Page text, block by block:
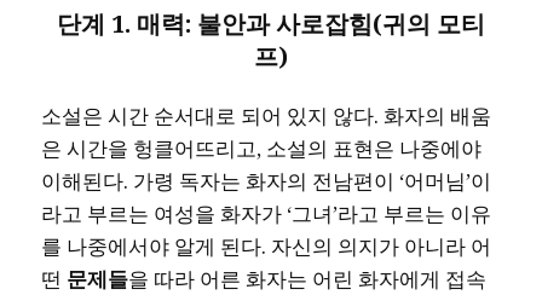
단계 1. 매력: 불안과 사로잡힘(귀의 모티
프)
소설은 시간 순서대로 되어 있지 않다. 화자의 배움
은 시간을 헝클어뜨리고, 소설의 표현은 나중에야
이해된다. 가령 독자는 화자의 전남편이 ‘어머님’이
라고 부르는 여성을 화자가 ‘그녀’라고 부르는 이유
를 나중에서야 알게 된다. 자신의 의지가 아니라 어
떤 문제들을 따라 어른 화자는 어린 화자에게 접속